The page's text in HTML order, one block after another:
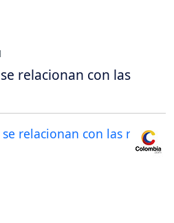
relacionan con las